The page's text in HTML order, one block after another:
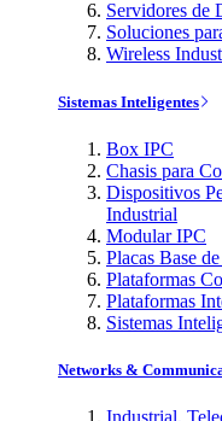
Servidores de
Soluciones
Wireless
Sistemas Inteligentes
Box IPC
Chasis para
Dispositivos
Industrial
Modular IPC
Placas Base
Plataformas
Plataformas
Sistemas
Networks &
Industrial,